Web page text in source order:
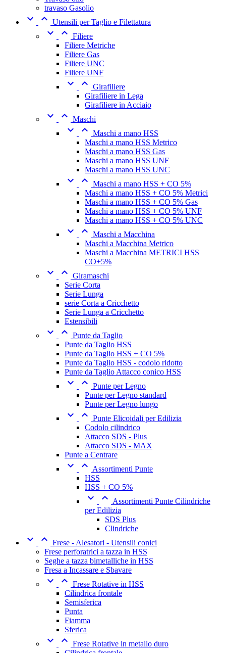
travaso Gasolio
  Utensili per Taglio e Filettatura
  Filiere
Filiere Metriche
Filiere Gas
Filiere UNC
Filiere UNF
  Girafiliere
Girafiliere in Lega
Girafiliere in Acciaio
  Maschi
  Maschi a mano HSS
Maschi a mano HSS Metrico
Maschi a mano HSS Gas
Maschi a mano HSS UNF
Maschi a mano HSS UNC
  Maschi a mano HSS + CO 5%
Maschi a mano HSS + CO 5% Metrici
Maschi a mano HSS + CO 5% Gas
Maschi a mano HSS + CO 5% UNF
Maschi a mano HSS + CO 5% UNC
  Maschi a Macchina
Maschi a Macchina Metrico
Maschi a Macchina METRICI HSS
CO+5%
  Giramaschi
Serie Corta
Serie Lunga
serie Corta a Cricchetto
Serie Lunga a Cricchetto
Estensibili
  Punte da Taglio
Punte da Taglio HSS
Punte da Taglio HSS + CO 5%
Punte da Taglio HSS - codolo ridotto
Punte da Taglio Attacco conico HSS
  Punte per Legno
Punte per Legno standard
Punte per Legno lungo
  Punte Elicoidali per Edilizia
Codolo cilindrico
Attacco SDS - Plus
Attacco SDS - MAX
Punte a Centrare
  Assortimenti Punte
HSS
HSS + CO 5%
  Assortimenti Punte Cilindriche
per Edilizia
SDS Plus
Clindriche
  Frese - Alesatori - Utensili conici
Frese perforatrici a tazza in HSS
Seghe a tazza bimetalliche in HSS
Fresa a Incassare e Sbavare
  Frese Rotative in HSS
Cilindrica frontale
Semisferica
Punta
Fiamma
Sferica
  Frese Rotative in metallo duro